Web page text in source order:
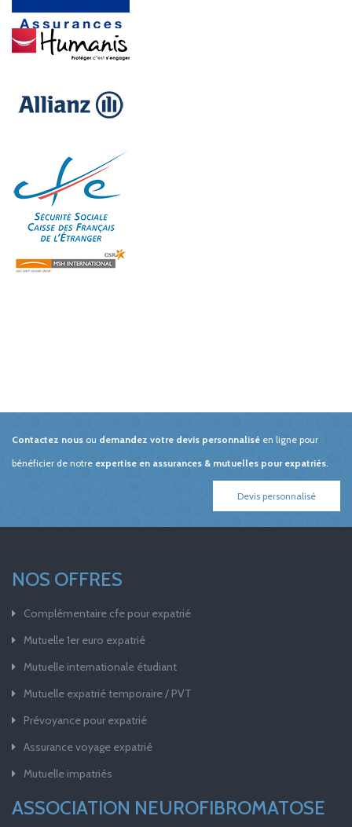
Contactez nous ou demandez votre devis personnalisé en ligne pour
bénéficier de notre expertise en assurances & mutuelles pour expatriés
Devis personnalisé
NOS OFFRES
Complémentaire cfe pour expatrié
Mutuelle 1er euro expatrié
Mutuelle internationale étudiant
Mutuelle expatrié temporaire / PVT
Prévoyance pour expatrié
Assurance voyage expatrié
Mutuelle impatriés
ASSOCIATION NEUROFIBROMATOSE